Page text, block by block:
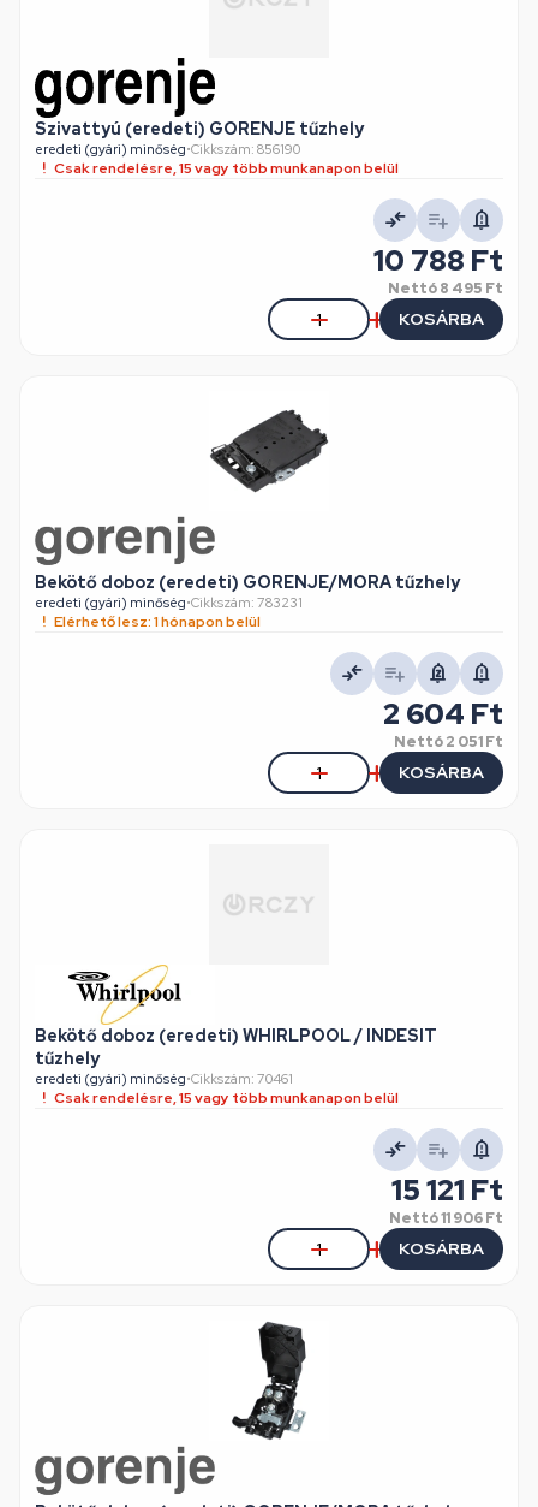
Szivattyú (eredeti) GORENJE tűzhely
eredeti (gyári) minőség•Cikkszám: 856190
Csak rendelésre, 15 vagy több munkanapon belül
10 788 Ft
Nettó8 495 Ft
KOSÁRBA
Bekötő doboz (eredeti) GORENJE/MORA tűzhely
eredeti (gyári) minőség•Cikkszám: 783231
Elérhető lesz: 1 hónapon belül
2 604 Ft
Nettó2 051 Ft
KOSÁRBA
Bekötő doboz (eredeti) WHIRLPOOL / INDESIT
tűzhely
eredeti (gyári) minőség•Cikkszám: 70461
Csak rendelésre, 15 vagy több munkanapon belül
15 121 Ft
Nettó11 906 Ft
KOSÁRBA